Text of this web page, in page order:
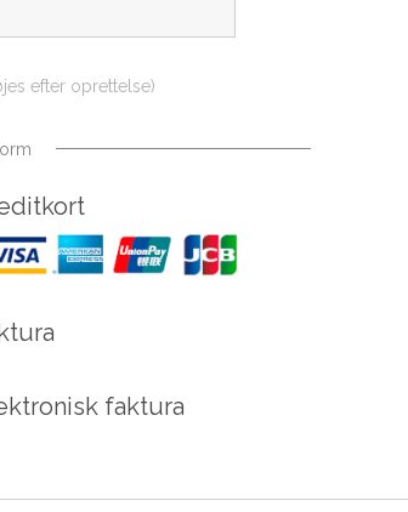
efter oprettelse)
faktura